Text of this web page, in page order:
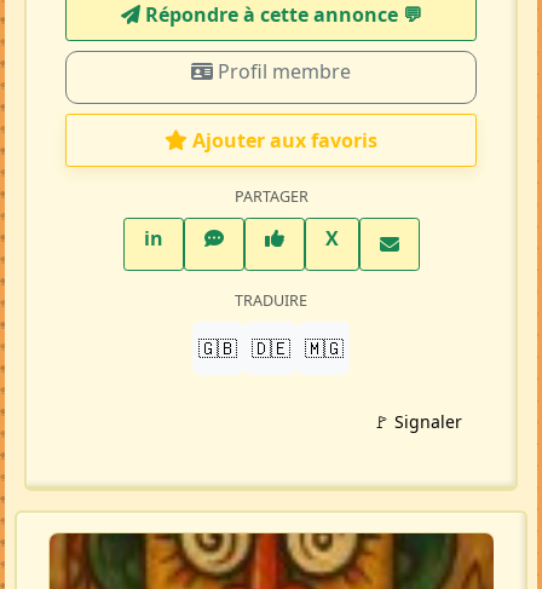
Répondre à cette annonce 💬​
Profil membre
Ajouter aux favoris
PARTAGER
inLinkedInWhatsAppFacebook
XTwitter X
TRADUIRE
🇬🇧 🇩🇪 🇲🇬
🚩 Signaler